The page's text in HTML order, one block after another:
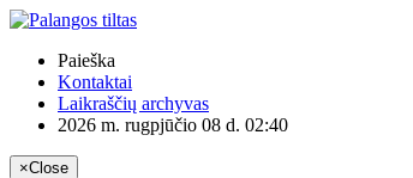
Paieška
Kontaktai
Laikraščių archyvas
2026 m. rugpjūčio 08 d. 02:40
×Close